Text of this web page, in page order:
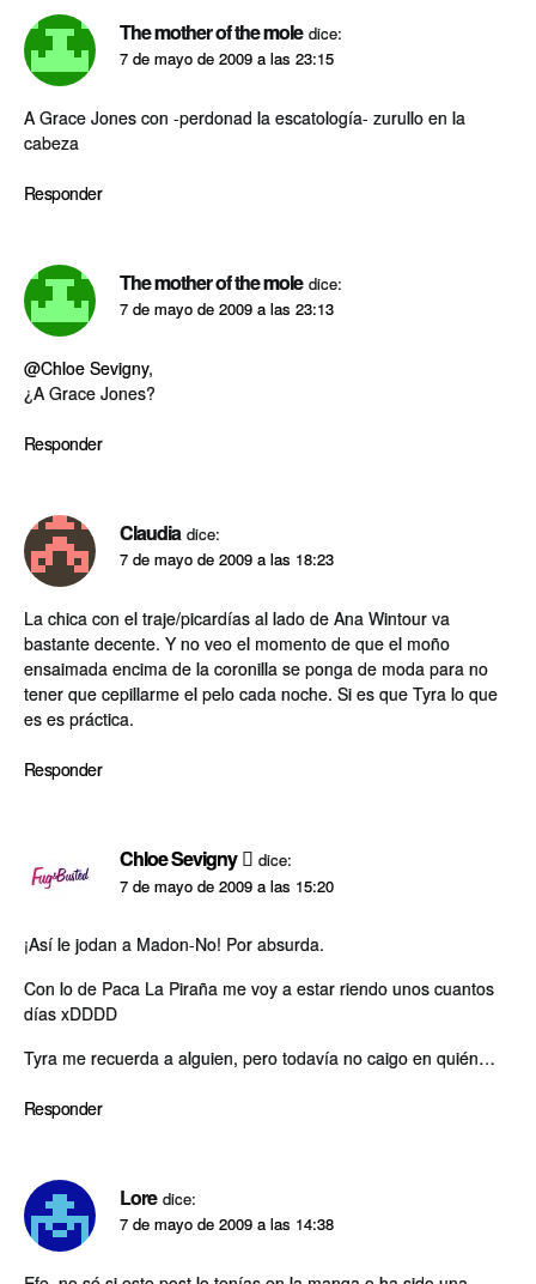
The mother of the mole dice:
7 de mayo de 2009 a las 23:15
A Grace Jones con -perdonad la escatologí­a- zurullo en la
cabeza
Responder
The mother of the mole dice:
7 de mayo de 2009 a las 23:13
@Chloe Sevigny,
¿A Grace Jones?
Responder
Claudia dice:
7 de mayo de 2009 a las 18:23
La chica con el traje/picardí­as al lado de Ana Wintour va
bastante decente. Y no veo el momento de que el moño
ensaimada encima de la coronilla se ponga de moda para no
tener que cepillarme el pelo cada noche. Si es que Tyra lo que
es es práctica.
Responder
Chloe Sevigny
dice:
7 de mayo de 2009 a las 15:20
¡Así­ le jodan a Madon-No! Por absurda.
Con lo de Paca La Piraña me voy a estar riendo unos cuantos
dí­as xDDDD
Tyra me recuerda a alguien, pero todaví­a no caigo en quién…
Responder
Lore dice:
7 de mayo de 2009 a las 14:38